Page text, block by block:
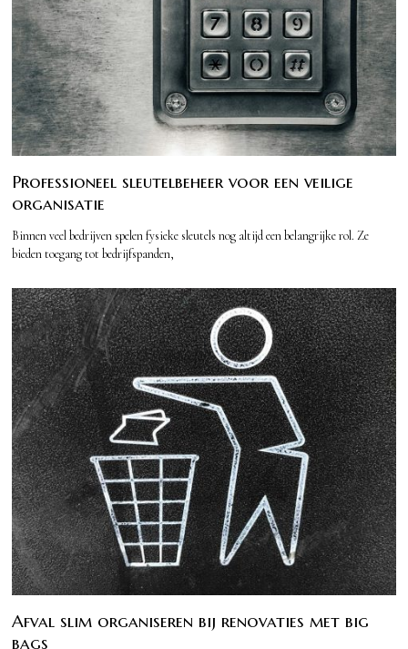
Professioneel sleutelbeheer voor een veilige
organisatie
Binnen veel bedrijven spelen fysieke sleutels nog altijd een belangrijke rol. Ze
bieden toegang tot bedrijfspanden,
Afval slim organiseren bij renovaties met big
bags